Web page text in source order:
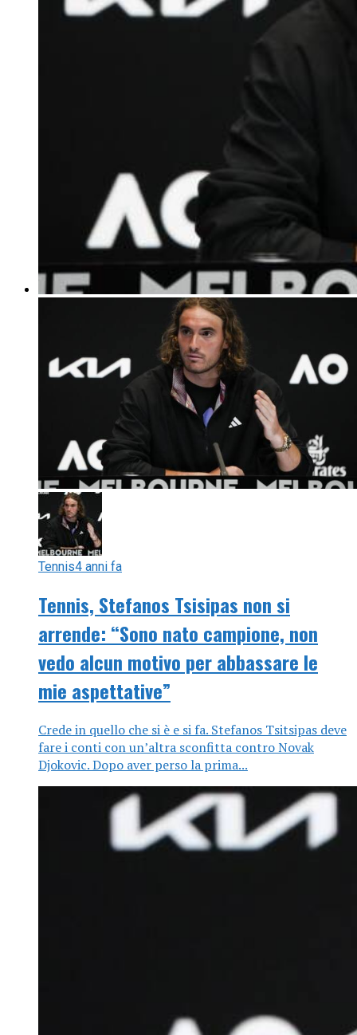
Tennis4 anni fa
Tennis, Stefanos Tsisipas non si
arrende: “Sono nato campione, non
vedo alcun motivo per abbassare le
mie aspettative”
Crede in quello che si è e si fa. Stefanos Tsitsipas deve
fare i conti con un’altra sconfitta contro Novak
Djokovic. Dopo aver perso la prima...